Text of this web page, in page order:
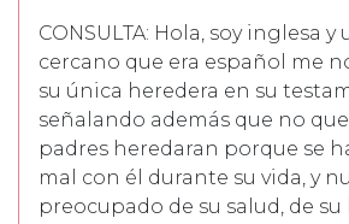
CONSULTA: Hola, soy inglesa
cercano que era español me
su única heredera en su
señalando además que no
padres heredaran porque se
mal con él durante su vida, y
preocupado de su salud, de su